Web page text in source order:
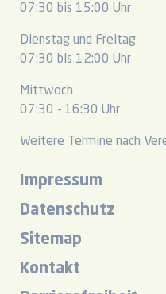
07:30 bis 15:00 Uhr
Dienstag und Freitag
07:30 bis 12:00 Uhr
Mittwoch
07:30 - 16:30 Uhr
Weitere Termine nach
Impressum
Datenschutz
Sitemap
Kontakt